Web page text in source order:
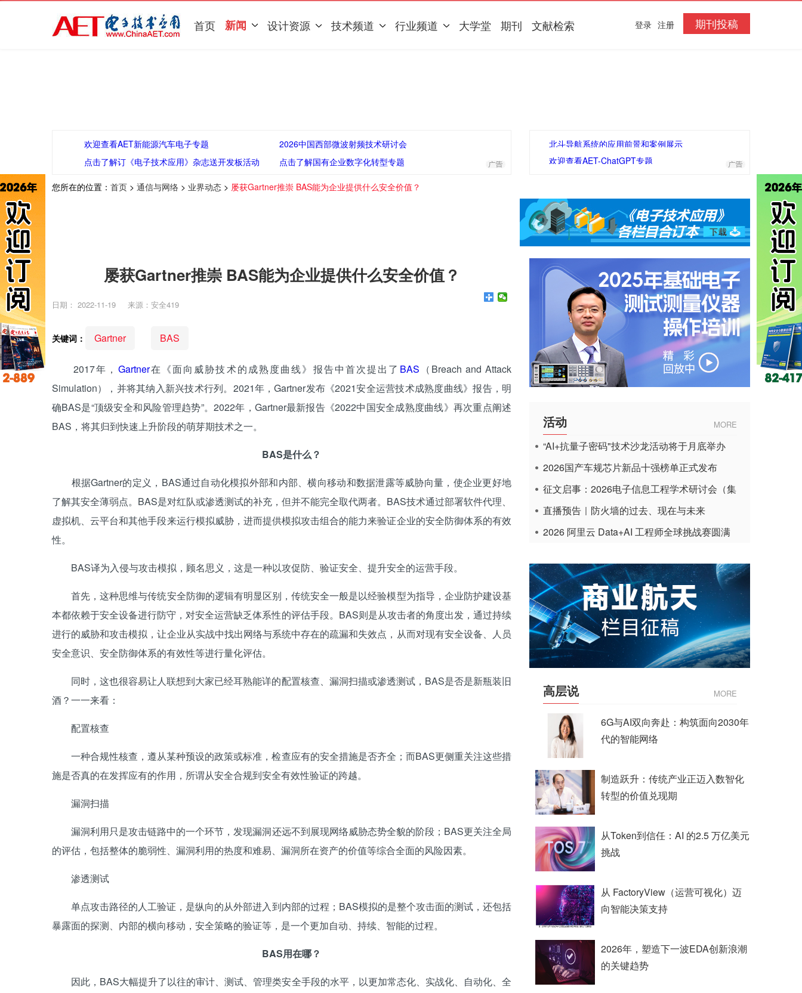
首页 新闻 设计资源 技术频道 行业频道 大学堂 期刊 文献检索 期刊投稿
登录 注册
欢迎查看AET新能源汽车电子专题
2026中国西部微波射频技术研讨会
点击了解订《电子技术应用》杂志送开发板活动
点击了解国有企业数字化转型专题
北斗导航系统的应用前景和案例展示
欢迎查看AET-ChatGPT专题
您所在的位置： 首页 > 通信与网络 > 业界动态 > 屡获Gartner推崇 BAS能为企业提供什么安全价值？
屡获Gartner推崇 BAS能为企业提供什么安全价值？
日期： 2022-11-19 来源：安全419
关键词： Gartner BAS
2017年， Gartner在《面向威胁技术的成熟度曲线》报告中首次提出了 BAS （Breach and Attack
Simulation），并将其纳入新兴技术行列。2021年，Gartner发布《2021安全运营技术成熟度曲线》报告，明
确BAS是“顶级安全和风险管理趋势”。2022年，Gartner最新报告《2022中国安全成熟度曲线》再次重点阐述
BAS，将其归到快速上升阶段的萌芽期技术之一。
BAS是什么？
根据Gartner的定义，BAS通过自动化模拟外部和内部、横向移动和数据泄露等威胁向量，使企业更好地
了解其安全薄弱点。BAS是对红队或渗透测试的补充，但并不能完全取代两者。BAS技术通过部署软件代理、
虚拟机、云平台和其他手段来运行模拟威胁，进而提供模拟攻击组合的能力来验证企业的安全防御体系的有效
性。
BAS译为入侵与攻击模拟，顾名思义，这是一种以攻促防、验证安全、提升安全的运营手段。
首先，这种思维与传统安全防御的逻辑有明显区别，传统安全一般是以经验模型为指导，企业防护建设基
本都依赖于安全设备进行防守，对安全运营缺乏体系性的评估手段。BAS则是从攻击者的角度出发，通过持续
进行的威胁和攻击模拟，让企业从实战中找出网络与系统中存在的疏漏和失效点，从而对现有安全设备、人员
安全意识、安全防御体系的有效性等进行量化评估。
同时，这也很容易让人联想到大家已经耳熟能详的配置核查、漏洞扫描或渗透测试，BAS是否是新瓶装旧
酒？一一来看：
配置核查
一种合规性核查，遵从某种预设的政策或标准，检查应有的安全措施是否齐全；而BAS更侧重关注这些措
施是否真的在发挥应有的作用，所谓从安全合规到安全有效性验证的跨越。
漏洞扫描
漏洞利用只是攻击链路中的一个环节，发现漏洞还远不到展现网络威胁态势全貌的阶段；BAS更关注全局
的评估，包括整体的脆弱性、漏洞利用的热度和难易、漏洞所在资产的价值等综合全面的风险因素。
渗透测试
单点攻击路径的人工验证，是纵向的从外部进入到内部的过程；BAS模拟的是整个攻击面的测试，还包括
暴露面的探测、内部的横向移动，安全策略的验证等，是一个更加自动、持续、智能的过程。
BAS用在哪？
因此，BAS大幅提升了以往的审计、测试、管理类安全手段的水平，以更加常态化、实战化、自动化、全
活动 MORE
“AI+抗量子密码"技术沙龙活动将于月底举办
2026国产车规芯片新品十强榜单正式发布
征文启事：2026电子信息工程学术研讨会（集
成电路应用杂志）
直播预告｜防火墙的过去、现在与未来
2026 阿里云 Data+AI 工程师全球挑战赛圆满
高层说 MORE
6G与AI双向奔赴：构筑面向2030年
代的智能网络
制造跃升：传统产业正迈入数智化
转型的价值兑现期
从Token到信任：AI 的2.5 万亿美元
挑战
从 FactoryView（运营可视化）迈
向智能决策支持
2026年，塑造下一波EDA创新浪潮
的关键趋势